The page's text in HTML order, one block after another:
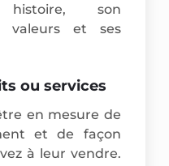
son
valeurs et ses
ou services
en mesure de
et de façon
à leur vendre.